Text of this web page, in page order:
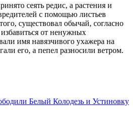
сеять редис, а растения и
с помощью листьев
существовал обычай, согласно
от ненужных
имя навязчивого ухажера на
его, а пепел разносили ветром.
Белый Колодезь и Устиновку